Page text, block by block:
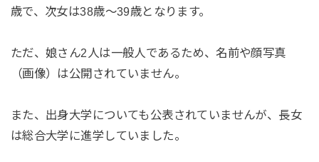
歳で、次女は38歳～39歳となります。
ただ、娘さん2人は一般人であるため、名前や顔写真
（画像）は公開されていません。
また、出身大学についても公表されていませんが、長女
は総合大学に進学していました。